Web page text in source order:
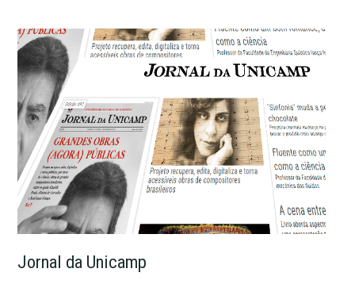
Jornal da Unicamp